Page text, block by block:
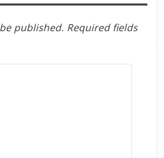
published. Required fields